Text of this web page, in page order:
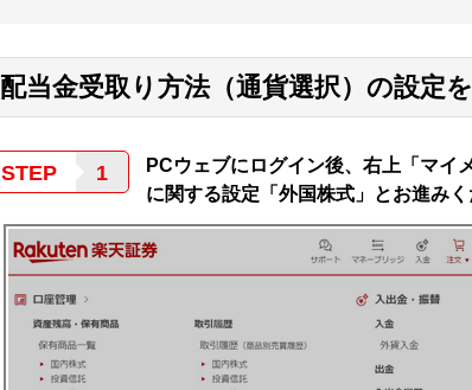
配当金受取り方法（通貨選択）の設定
STEP
PCウェブにログイン後、右上「マ
に関する設定「外国株式」とお進みく